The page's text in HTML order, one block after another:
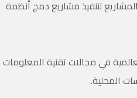
لتنفيذ مشاريع دمج أنظمة
في مجالات تقنية المعلومات
المحلية.